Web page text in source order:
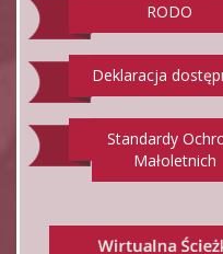
RODO
Deklaracja
Standardy
Małoletnich